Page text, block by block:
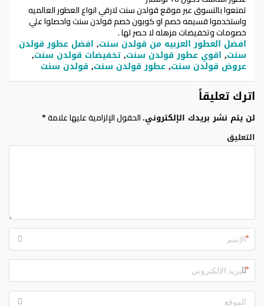
تمتعوا بالتسوق عبر موقع قولدن سنت لارقي انواع العطور العالميه
واستخدموا قسيمه خصم او كوبون خصم قولدن سنت واحصلوا علي
خصومات وتخفيضات مزهله لا حصر لها .
افضل العطور العربيه من قولدن سنت, افضل عطور قولدن
سنت, اقوي عطور قولدن سنت,تخفيضات قولدن سنت,
عروض قولدن سنت,عطور قولدن سنت, قولدن سنت
اترك تعليقاً
لن يتم نشر بريدك الإلكتروني.الحقول الإلزامية عليها علامة*
التعليق
*
*